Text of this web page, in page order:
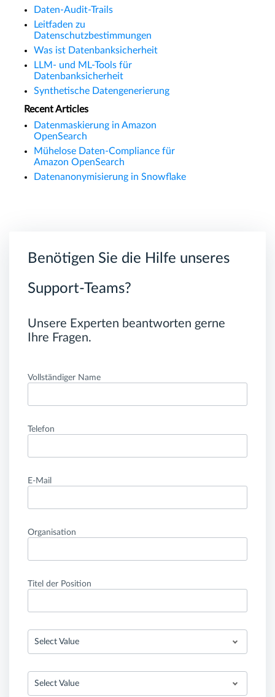
Daten-Audit-Trails
Leitfaden zu
Datenschutzbestimmungen
Was ist Datenbanksicherheit
LLM- und ML-Tools für
Datenbanksicherheit
Synthetische Datengenerierung
Recent Articles
Datenmaskierung in Amazon
OpenSearch
Mühelose Daten-Compliance für
Amazon OpenSearch
Datenanonymisierung in Snowflake
Benötigen Sie die Hilfe unseres
Support-Teams?
Unsere Experten beantworten gerne
Ihre Fragen.
Vollständiger Name
Telefon
E-Mail
Organisation
Titel der Position
Select Value
Select Value